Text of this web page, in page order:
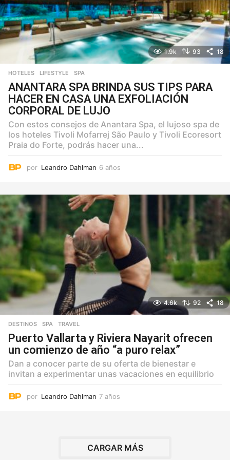
1.9k 93 18
HOTELES ,LIFESTYLE ,SPA
ANANTARA SPA BRINDA SUS TIPS PARA
HACER EN CASA UNA EXFOLIACIÓN
CORPORAL DE LUJO
Con estos consejos de Anantara Spa, el lujoso spa de
los hoteles Tivoli Mofarrej São Paulo y Tivoli Ecoresort
Praia do Forte, podrás hacer una...
por Leandro Dahlman 6 años
o
4.6k 92 18
DESTINOS ,SPA ,TRAVEL
Puerto Vallarta y Riviera Nayarit ofrecen
un comienzo de año “a puro relax”
Dan a conocer parte de su oferta de bienestar e
invitan a experimentar unas vacaciones en equilibrio
por Leandro Dahlman 7 años
CARGAR MÁS